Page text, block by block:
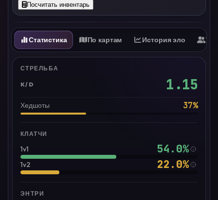
Посчитать инвентарь
Статистика По картам История эло
СТРЕЛЬБА
K/D 1.15
Хедшоты 37%
КЛАТЧИ
1v1 54.0%
1v2 22.0%
ЭНТРИ